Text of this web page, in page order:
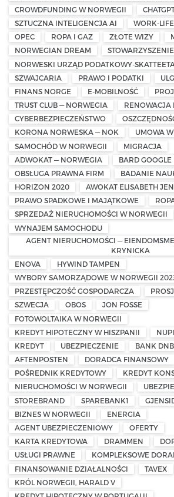
CROWDFUNDING W NORWEGII
SZTUCZNA INTELIGENCJA AI
WORK-
OPEC
ROPA I GAZ ZŁOTE WIZY
NORWEGIAN DREAM
NORWESKI URZĄD PODATKOWY-
SZWAJCARIA
PRAWO I PODATKI
FINANS NORGE
E-MOBILNOŚĆ
TRUST CLUB — NORWEGIA
RENOWACJA
CYBERBEZPIECZEŃSTWO
KORONA NORWESKA — NOK
UMOWA
SAMOCHÓD W NORWEGII
MIGRACJA
ADWOKAT — NORWEGIA
BARD GOOGLE
OBSŁUGA PRAWNA FIRM
BADANIE
HORIZON 2020
AWOKAT ELISABETH
PRAWO SPADKOWE I MAJĄTKOWE
SPRZEDAŻ NIERUCHOMOŚCI W NORWEGII
WYNAJEM SAMOCHODU
AGENT NIERUCHOMOŚCI —
KRYNICKA
ENOVA
HYWIND TAMPEN
WYBORY SAMORZĄDOWE W NORWEGII
PRZESTĘPCZOŚĆ GOSPODARCZA
SZWECJA
OBOS
JON FOSSE
FOTOWOLTAIKA W NORWEGII
KREDYT HIPOTECZNY W HISZPANII
NUPI
KREDYT
UBEZPIECZENIE BANK DNB
AFTENPOSTEN
DORADCA FINANSOWY
POŚREDNIK KREDYTOWY
KREDYT
NIERUCHOMOŚCI W NORWEGII
STOREBRAND
SPAREBANK1
BIZNES W NORWEGII
ENERGIA
AGENT UBEZPIECZENIOWY
OFERTY
KARTA KREDYTOWA
DRAMMEN
USŁUGI PRAWNE
KOMPLEKSOWE
FINANSOWANIE DZIAŁALNOŚCI
TAVEX
KRÓL NORWEGII, HARALD V